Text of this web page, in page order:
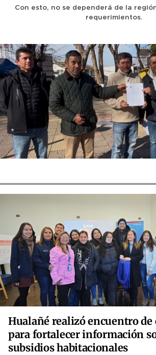
Con esto, no se dependerá de la
requerimientos.
Hualañé realizó encuentro
para fortalecer información
subsidios habitacionales